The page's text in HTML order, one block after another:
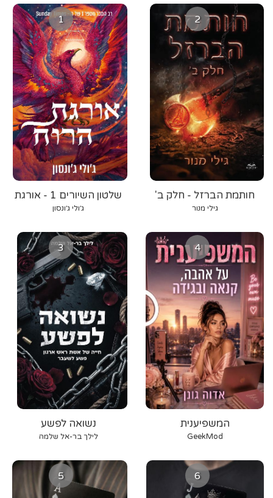
1
שלטון השיורים 1 - אורגת
הרוח
ג׳ולי ג׳ונסון
2
חותמת הברזל - חלק ב'
גילי מנור
3
נשואה לפשע
לילך בר-אל שלמה
4
המשפיענית
GeekMod
5 6